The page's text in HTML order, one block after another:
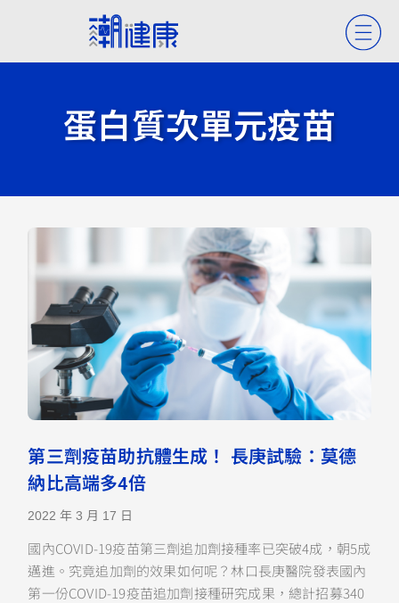
蛋白質次單元疫苗
第三劑疫苗助抗體生成！ 長庚試驗：莫德
納比高端多4倍
2022 年 3 月 17 日
國內COVID-19疫苗第三劑追加劑接種率已突破4成，朝5成
邁進。究竟追加劑的效果如何呢？林口長庚醫院發表國內
第一份COVID-19疫苗追加劑接種研究成果，總計招募340